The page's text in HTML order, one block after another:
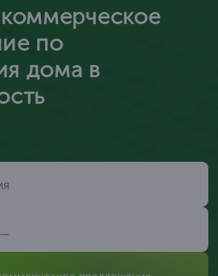
по
дома в